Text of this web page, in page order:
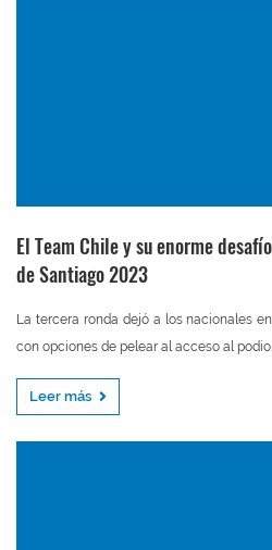
El Team Chile y su enorme
de Santiago 2023
La tercera ronda dejó a los nacionales
con opciones de pelear al acceso al podio.
Leer más